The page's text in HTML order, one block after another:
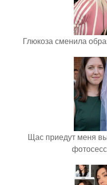
Глюкоза сменила
Щас приедут меня